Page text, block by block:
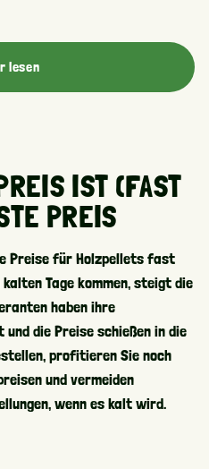
lesen
IST (FAST
PREIS
Preise für Holzpellets fast
Tage kommen, steigt die
haben ihre
die Preise schießen in die
profitieren Sie noch
und vermeiden
wenn es kalt wird.